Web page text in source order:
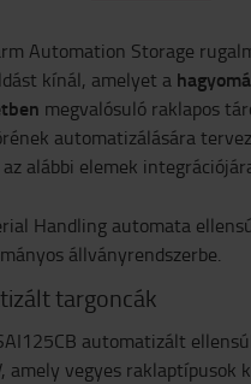
Automation Storage
kínál, amelyet a
megvalósuló raklapos
automatizálására
az alábbi elemek
targoncák
automatizált
amely vegyes raklaptípusok